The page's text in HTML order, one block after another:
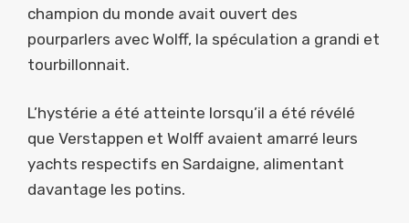
champion du monde avait ouvert des
pourparlers avec Wolff, la spéculation a grandi et
tourbillonnait.
L’hystérie a été atteinte lorsqu’il a été révélé
que Verstappen et Wolff avaient amarré leurs
yachts respectifs en Sardaigne, alimentant
davantage les potins.